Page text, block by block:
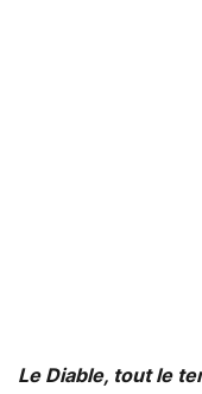
Le Diable, tout le